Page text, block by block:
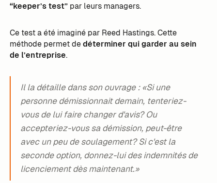
“keeper’s test”par leurs managers.
Ce test a été imaginé par Reed Hastings. Cette
méthode permet dedéterminer qui garder au sein
de l’entreprise.
Il la détaille dans son ouvrage : «Si une
personne démissionnait demain, tenteriez-
vous de lui faire changer d'avis? Ou
accepteriez-vous sa démission, peut-être
avec un peu de soulagement? Si c'est la
seconde option, donnez-lui des indemnités de
licenciement dès maintenant.»